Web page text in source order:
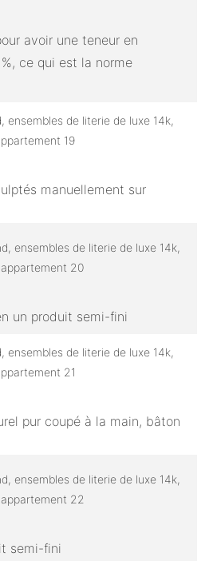
avoir une teneur en
ce qui est la norme
manuellement sur
un produit semi-fini
pur coupé à la main, bâton
semi-fini